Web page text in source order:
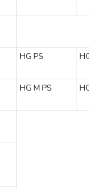
HG PS
HG M PS